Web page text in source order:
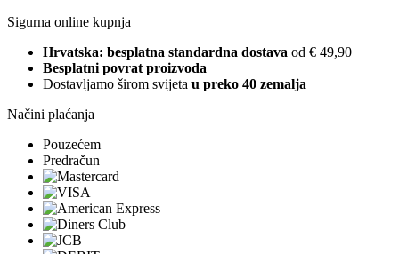
Sigurna online kupnja
Hrvatska: besplatna standardna dostava od € 49,90
Besplatni povrat proizvoda
Dostavljamo širom svijeta u preko 40 zemalja
Načini plaćanja
Pouzećem
Predračun